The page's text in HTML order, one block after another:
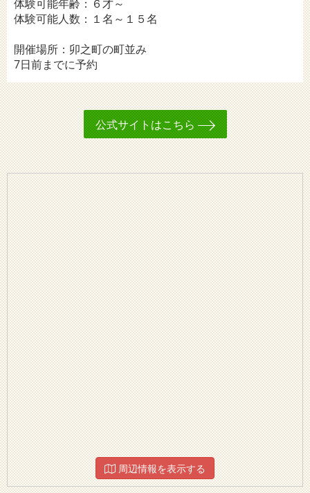
体験可能年齢：６才～
体験可能人数：１名～１５名
開催場所：卯之町の町並み
7日前までに予約
公式サイトはこちら
周辺情報を表示する